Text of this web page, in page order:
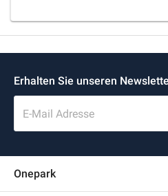
Erhalten Sie unseren
E-Mail Adresse
Onepark